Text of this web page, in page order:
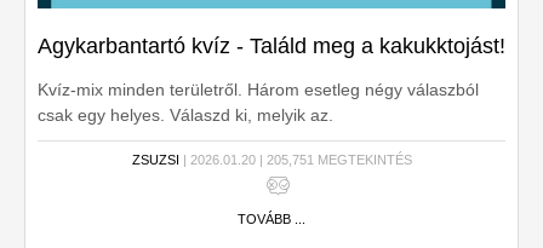
Agykarbantartó kvíz - Találd meg a kakukktojást!
Kvíz-mix minden területről. Három esetleg négy válaszból
csak egy helyes. Válaszd ki, melyik az.
ZSUZSI | 2026.01.20 | 205,751 MEGTEKINTÉS
TOVÁBB ...